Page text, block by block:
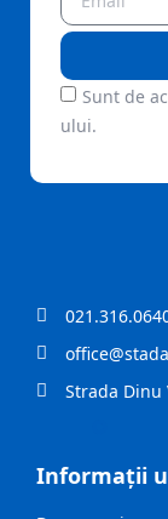
Sunt de
ului.
Strada Dinu
Informații